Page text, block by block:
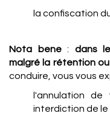
la confiscation
Nota bene : dans
malgré la rétention
conduire, vous vous
l'annulation
interdiction de le